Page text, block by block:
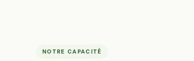
NOTRE CAPACITÉ